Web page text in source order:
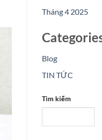
Tháng 4 2025
Blog
TIN TỨC
Tìm kiếm